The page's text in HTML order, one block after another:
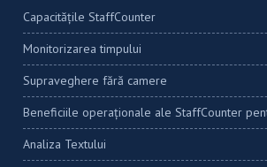
Capacitățile StaffCounter
Monitorizarea timpului
Supraveghere fără camere
Beneficiile operaționale ale StaffCounter
Analiza Textului